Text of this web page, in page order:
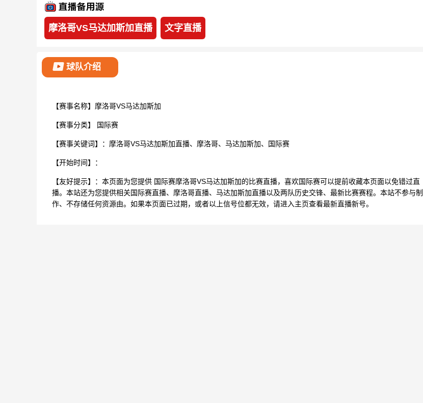
摩洛哥VS马达加斯加直播 文字直播
球队介绍
【赛事名称】摩洛哥VS马达加斯加
【赛事分类】 国际赛
【赛事关键词】：摩洛哥VS马达加斯加直播、摩洛哥、马达加斯加、国际赛
【开始时间】：
【友好提示】：本页面为您提供 国际赛摩洛哥VS马达加斯加的比赛直播，喜欢国际赛可以提前收藏本页面以免错过直
播。本站还为您提供相关国际赛直播、摩洛哥直播、马达加斯加直播以及两队历史交锋、最新比赛赛程。本站不参与制
作、不存储任何资源由。如果本页面已过期，或者以上信号位都无效，请进入主页查看最新直播新号。